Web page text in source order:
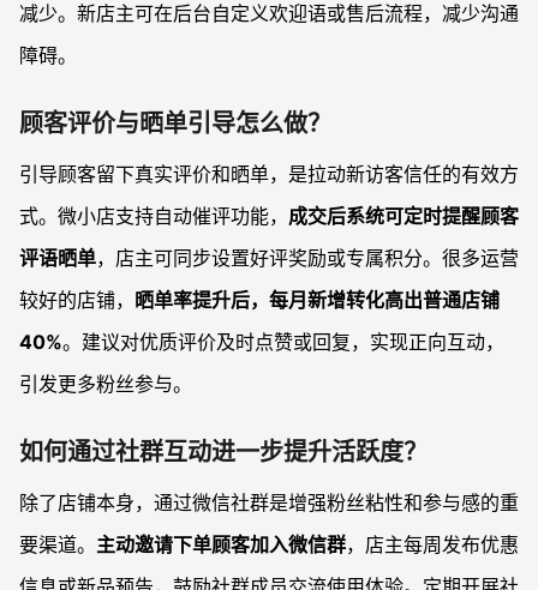
减少。新店主可在后台自定义欢迎语或售后流程，减少沟通
障碍。
顾客评价与晒单引导怎么做？
引导顾客留下真实评价和晒单，是拉动新访客信任的有效方
式。微小店支持自动催评功能， 成交后系统可定时提醒顾客
评语晒单，店主可同步设置好评奖励或专属积分。很多运营
较好的店铺， 晒单率提升后，每月新增转化高出普通店铺
40%。建议对优质评价及时点赞或回复，实现正向互动，
引发更多粉丝参与。
如何通过社群互动进一步提升活跃度？
除了店铺本身，通过微信社群是增强粉丝粘性和参与感的重
要渠道。 主动邀请下单顾客加入微信群，店主每周发布优惠